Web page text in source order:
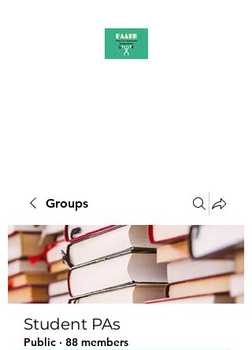
Groups
Student PAs
Public · 88 members